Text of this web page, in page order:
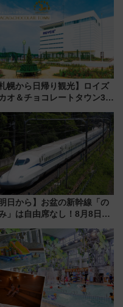
料金・アクセスを徹底解説
幌市）
札幌から日帰り観光】ロイズ
オ＆チョコレートタウン3周
め放題を開催、ロイズタウン
らのアクセスも
明日から】お盆の新幹線「の
」は自由席なし！8月8日午
空きが見つかることも 混
ける「空席」探しのコツ